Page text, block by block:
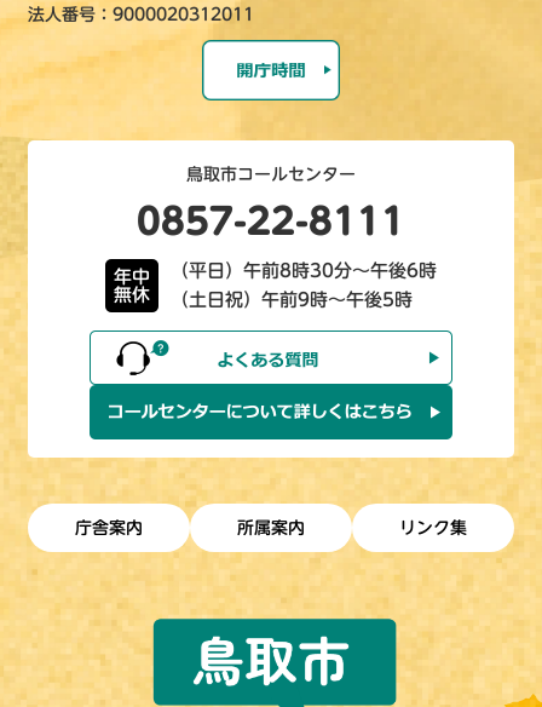
法人番号：9000020312011
鳥取市コールセンター
0857-22-8111
年中
無休
（平日）午前8時30分～午後6時
（土日祝）午前9時～午後5時
庁舎案内 所属案内 リンク集